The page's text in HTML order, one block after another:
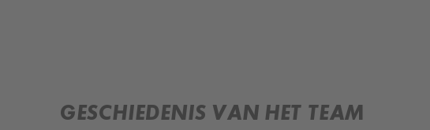
GESCHIEDENIS VAN HET TEAM